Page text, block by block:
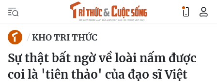
KHO TRI THỨC
Sự thật bất ngờ về loài nấm được
coi là 'tiên thảo' của đạo sĩ Việt